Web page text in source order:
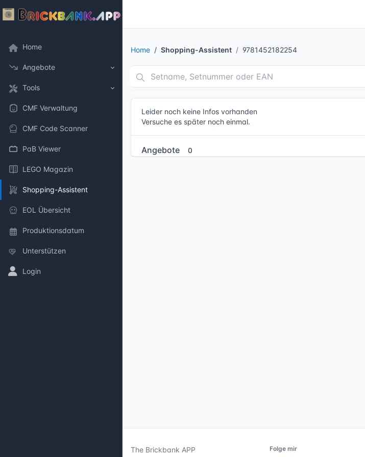
Home
Angebote
Tools
CMF Verwaltung
CMF Code Scanner
PaB Viewer
LEGO Magazin
Shopping-Assistent
EOL Übersicht
Produktionsdatum
Unterstützen
Login
Home Shopping-Assistent 9781452182254
Leider noch keine Infos vorhanden
Versuche es später noch einmal.
Angebote 0
The Brickbank APP Folge mir